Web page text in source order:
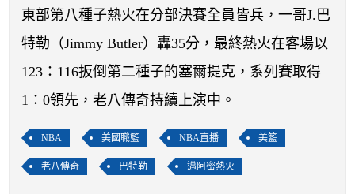
運彩教學專區
東部第八種子熱火在分部決賽全員皆兵，一哥J.巴
特勒（Jimmy Butler）轟35分，最終熱火在客場以
123：116扳倒第二種子的塞爾提克，系列賽取得
1：0領先，老八傳奇持續上演中。
NBA 美國職籃 NBA直播 美籃
老八傳奇 巴特勒 邁阿密熱火